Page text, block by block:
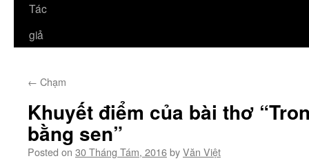
Tác
giả
← Chạm
Khuyết điểm của bài thơ
bằng sen”
Posted on 30 Tháng Tám, 2016byVăn Việt